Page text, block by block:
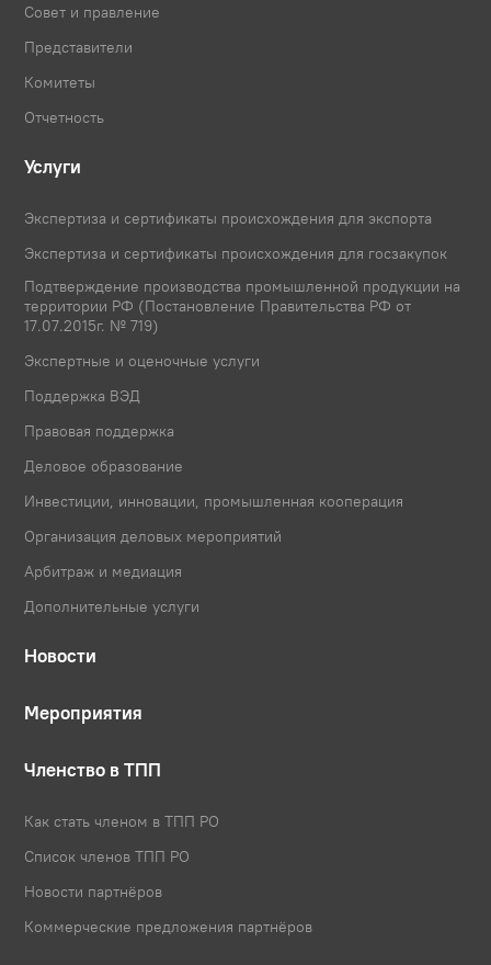
Совет и правление
Представители
Комитеты
Отчетность
Услуги
Экспертиза и сертификаты происхождения для экспорта
Экспертиза и сертификаты происхождения для госзакупок
Подтверждение производства промышленной продукции на
территории РФ (Постановление Правительства РФ от
17.07.2015г. № 719)
Экспертные и оценочные услуги
Поддержка ВЭД
Правовая поддержка
Деловое образование
Инвестиции, инновации, промышленная кооперация
Организация деловых мероприятий
Арбитраж и медиация
Дополнительные услуги
Новости
Мероприятия
Членство в ТПП
Как стать членом в ТПП РО
Список членов ТПП РО
Новости партнёров
Коммерческие предложения партнёров